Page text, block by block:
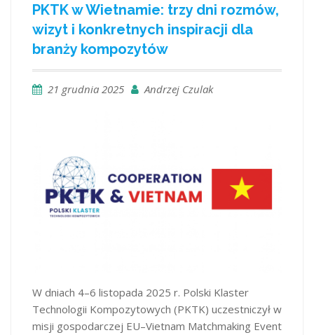
PKTK w Wietnamie: trzy dni rozmów,
wizyt i konkretnych inspiracji dla
branży kompozytów
21 grudnia 2025 Andrzej Czulak
W dniach 4–6 listopada 2025 r. Polski Klaster
Technologii Kompozytowych (PKTK) uczestniczył w
misji gospodarczej EU–Vietnam Matchmaking Event